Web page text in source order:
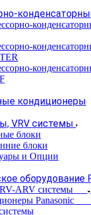
кондиционеры
VRV системы
блоки
блоки
и Опции
оборудование
ARV системы
Panasonic